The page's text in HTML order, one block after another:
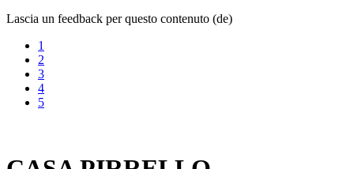
Lascia un feedback per questo contenuto (de)
1
2
3
4
5